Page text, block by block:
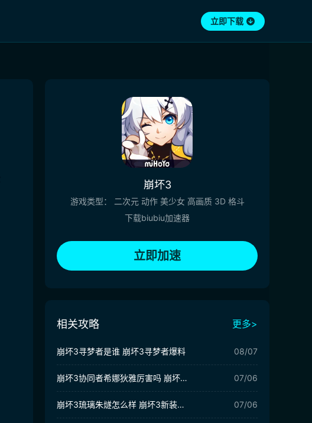
立即下载
崩坏3
游戏类型： 二次元 动作 美少女 高画质 3D 格斗
下载biubiu加速器
立即加速
相关攻略 更多>
崩坏3寻梦者是谁 崩坏3寻梦者爆料 08/07
崩坏3协同者希娜狄雅厉害吗 崩坏3希娜狄雅​技能解析 07/06
崩坏3琉璃朱燧怎么样 崩坏3新装备琉璃朱燧介绍 07/06